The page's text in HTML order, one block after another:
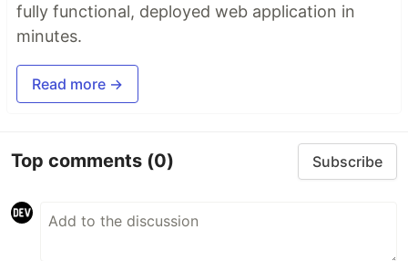
fully functional, deployed web application in
minutes.
Read more →
Top comments (0) Subscribe